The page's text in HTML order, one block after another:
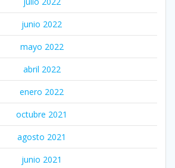
junio 2022
mayo 2022
abril 2022
enero 2022
octubre 2021
agosto 2021
junio 2021